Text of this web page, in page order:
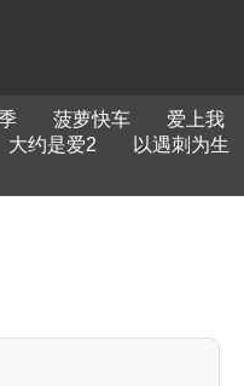
菠萝快车
爱上我
大约是爱2
以遇刺为生